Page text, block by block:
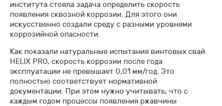
института стояла задача определить скорость
появления сквозной коррозии. Для этого они
искусственно создали среду с разными уровнями
коррозийной опасности.
Как показали натуральные испытания винтовых свай
HELIX PRO, скорость коррозии после года
эксплуатации не превышает 0,01 мм/год. Это
полностью соответствует нормативной
документации. При этом нужно учитывать, что с
каждым годом процессы появления ржавчины